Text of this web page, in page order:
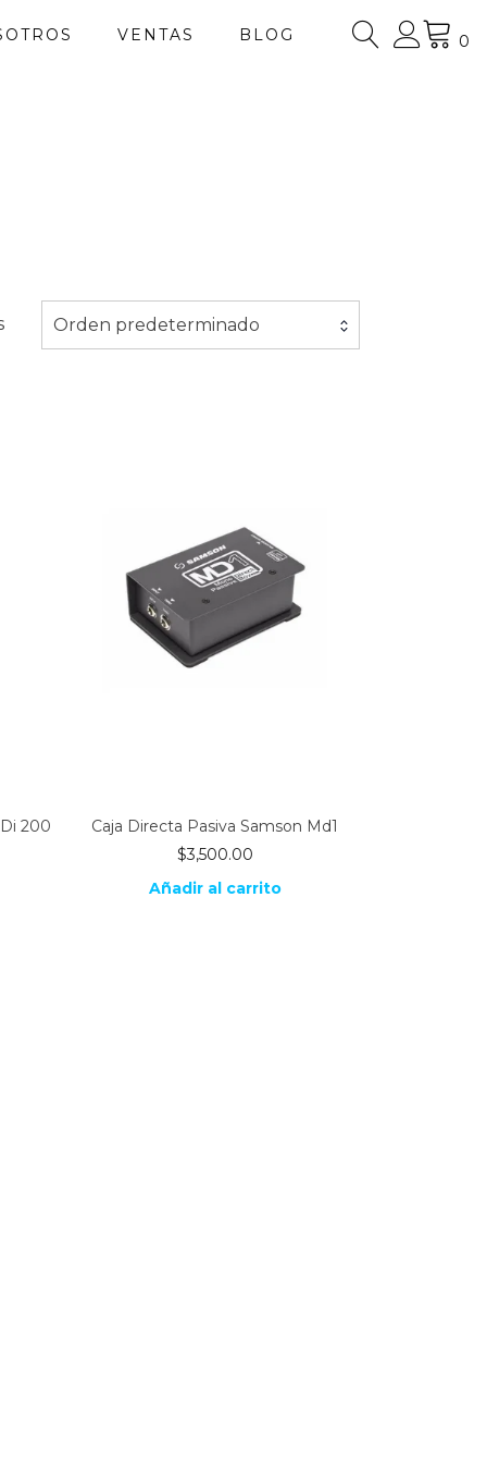
VENTAS BLOG 0
Orden predeterminado
200
Caja Directa Pasiva Samson Md1
$3,500.00
Añadir al carrito